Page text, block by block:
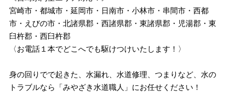
宮崎市・都城市・延岡市・日南市・小林市・串間市・西都
市・えびの市・北諸県郡・西諸県郡・東諸県郡・児湯郡・東
臼杵郡・西臼杵郡
〈お電話１本でどこへでも駆けつけいたします！〉
身の回りでで起きた、水漏れ、水道修理、つまりなど、水の
トラブルなら「みやざき水道職人」にお任せください！